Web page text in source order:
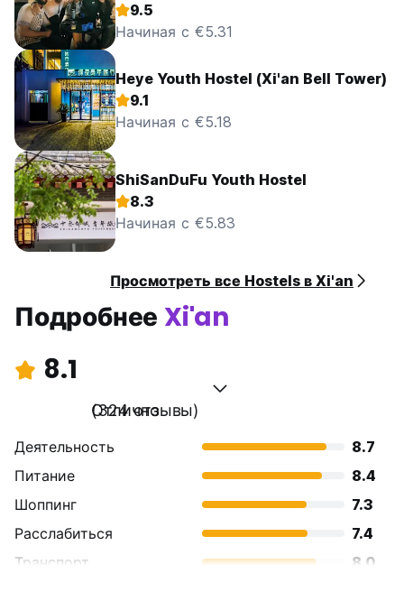
9.5
Начиная с €5.31
Heye Youth Hostel (Xi'an Bell Tower)
9.1
Начиная с €5.18
ShiSanDuFu Youth Hostel
8.3
Начиная с €5.83
Просмотреть все Hostels в Xi'an
Подробнее Xi'an
8.1
Отлично
(324 отзывы)
Деятельность
8.7
Питание
8.4
Шоппинг
7.3
Расслабиться
7.4
Транспорт
8.0